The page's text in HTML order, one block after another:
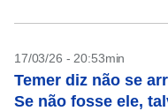
17/03/26 - 20:53min
Temer diz não se
Se não fosse ele,